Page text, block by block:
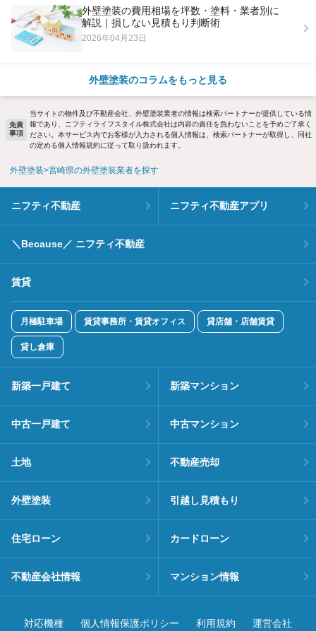
外壁塗装の費用相場を坪数・塗料・業者別に
解説｜損しない見積もり判断術
2026年04月23日
外壁塗装のコラムをもっと見る
免責
事項
当サイトの物件及び不動産会社、外壁塗装業者の情報は検索パートナーが提供している情
報であり、ニフティライフスタイル株式会社は内容の責任を負わないことを予めご了承く
ださい。本サービス内でお客様が入力される個人情報は、検索パートナーが取得し、同社
の定める個人情報規約に従って取り扱われます。
外壁塗装 宮崎県の外壁塗装業者を探す
ニフティ不動産 ニフティ不動産アプリ
＼Because／ ニフティ不動産
賃貸
月極駐車場 賃貸事務所・賃貸オフィス 貸店舗・店舗賃貸
貸し倉庫
新築一戸建て 新築マンション
中古一戸建て 中古マンション
土地 不動産売却
外壁塗装 引越し見積もり
住宅ローン カードローン
不動産会社情報 マンション情報
対応機種 個人情報保護ポリシー 利用規約 運営会社